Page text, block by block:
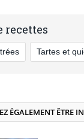
recettes
Tartes et
ÉGALEMENT ÊTRE